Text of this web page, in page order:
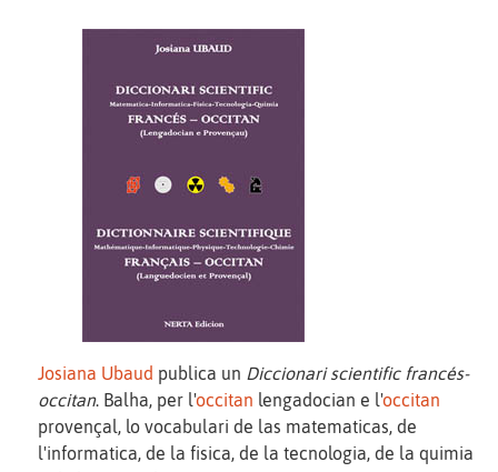
Josiana Ubaud publica un Diccionari scientific francés-
occitan. Balha, per l'occitan lengadocian e l'occitan
provençal, lo vocabulari de las matematicas, de
l'informatica, de la fisica, de la tecnologia, de la quimia